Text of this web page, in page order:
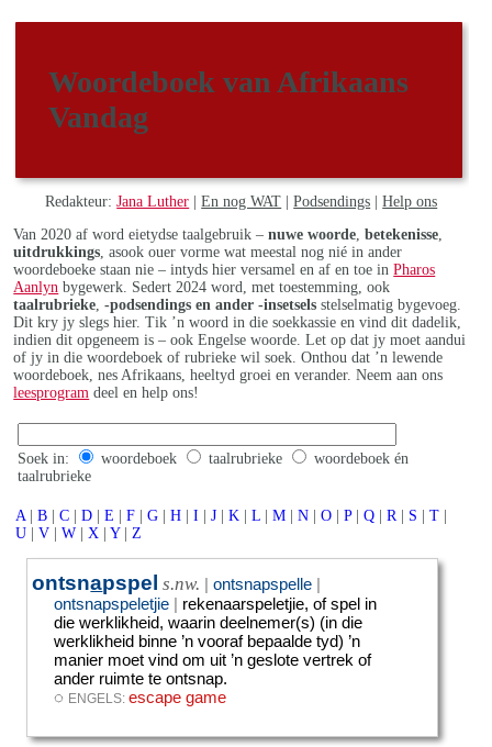
Woordeboek van Afrikaans
Vandag
Redakteur:Jana Luther |En nog WAT |Podsendings |Help ons
Van 2020 af word eietydse taalgebruik –nuwe woorde ,betekenisse
uitdrukkings , asook ouer vorme wat meestal nog nié in ander
woordeboeke staan nie – intyds hier versamel en af en toe inPharos
Aanlyn bygewerk. Sedert 2024 word, met toestemming, ook
taalrubrieke ,-podsendings en ander -insetsels stelselmatig bygevoeg.
Dit kry jy slegs hier. Tik ’n woord in die soekkassie en vind dit dadelik,
indien dit opgeneem is – ook Engelse woorde. Let op dat jy moet aandui
of jy in die woordeboek of rubrieke wil soek. Onthou dat ’n lewende
woordeboek, nes Afrikaans, heeltyd groei en verander. Neem aan ons
leesprogram deel en help ons!
Soek in: woordeboek taalrubrieke
woordeboek én
taalrubrieke
A | B | C | D | E | F | G | H | I | J | K | L | M | N | O | P | Q | R | S | T |
U | V | W | X | Y | Z
ontsnapspel s.nw. |ontsnapspelle |
ontsnapspeletjie | rekenaarspeletjie, of spel in
die werklikheid, waarin deelnemer(s) (in die
werklikheid binne ’n vooraf bepaalde tyd) ’n
manier moet vind om uit ’n geslote vertrek of
ander ruimte te ontsnap.
◌ ENGELS:escape game